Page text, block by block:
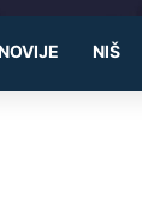
NIŠ